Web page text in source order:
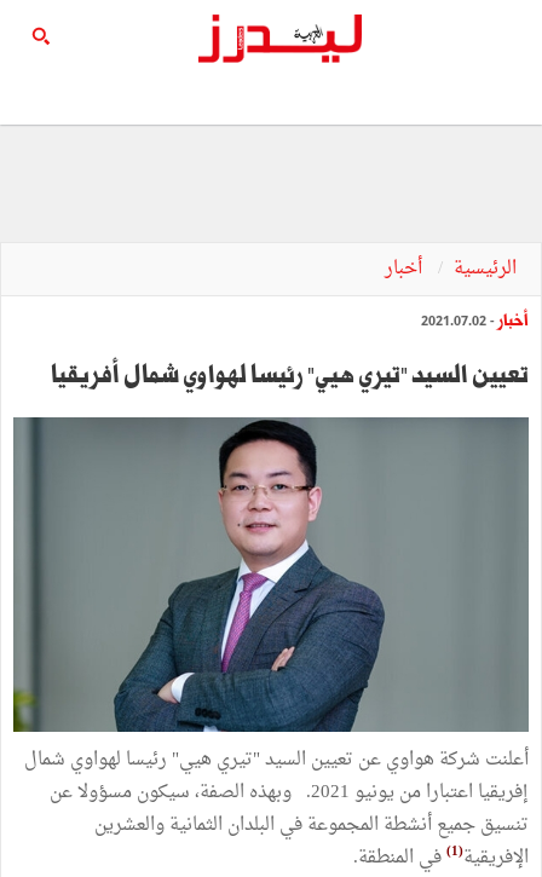
الرئيسية أخبار
أخبار - 2021.07.02
تعيين السيد "تيري هيي" رئيسا لهواوي شمال أفريقيا
أعلنت شركة هواوي عن تعيين السيد "تيري هيي" رئيسا لهواوي شمال
إفريقيا اعتبارا من يونيو 2021. وبهذه الصفة، سيكون مسؤولا عن
تنسيق جميع أنشطة المجموعة في البلدان الثمانية والعشرين
الإفريقية(1)
في المنطقة.